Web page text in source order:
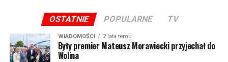
OSTATNIE POPULARNE TV
WIADOMOŚCI 2 lata temu
Były premier Mateusz Morawiecki przyjechał do
Wolina